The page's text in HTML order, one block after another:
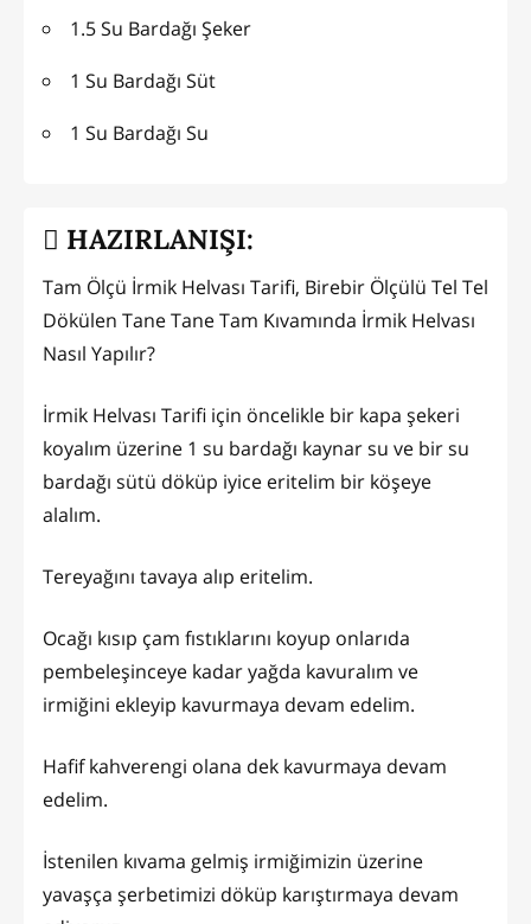
1.5 Su Bardağı Şeker
1 Su Bardağı Süt
1 Su Bardağı Su
HAZIRLANIŞI:
Tam Ölçü İrmik Helvası Tarifi, Birebir Ölçülü Tel Tel
Dökülen Tane Tane Tam Kıvamında İrmik Helvası
Nasıl Yapılır?
İrmik Helvası Tarifi için öncelikle bir kapa şekeri
koyalım üzerine 1 su bardağı kaynar su ve bir su
bardağı sütü döküp iyice eritelim bir köşeye
alalım.
Tereyağını tavaya alıp eritelim.
Ocağı kısıp çam fıstıklarını koyup onlarıda
pembeleşinceye kadar yağda kavuralım ve
irmiğini ekleyip kavurmaya devam edelim.
Hafif kahverengi olana dek kavurmaya devam
edelim.
İstenilen kıvama gelmiş irmiğimizin üzerine
yavaşça şerbetimizi döküp karıştırmaya devam